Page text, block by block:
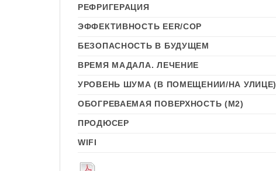
РЕФРИГЕРАЦИЯ
ЭФФЕКТИВНОСТЬ EER/COP
БЕЗОПАСНОСТЬ В БУДУЩЕМ
ВРЕМЯ МАДАЛА. ЛЕЧЕНИЕ
УРОВЕНЬ ШУМА (В ПОМЕЩЕНИИ/НА УЛИЦЕ)
ОБОГРЕВАЕМАЯ ПОВЕРХНОСТЬ (М2)
ПРОДЮСЕР
WIFI